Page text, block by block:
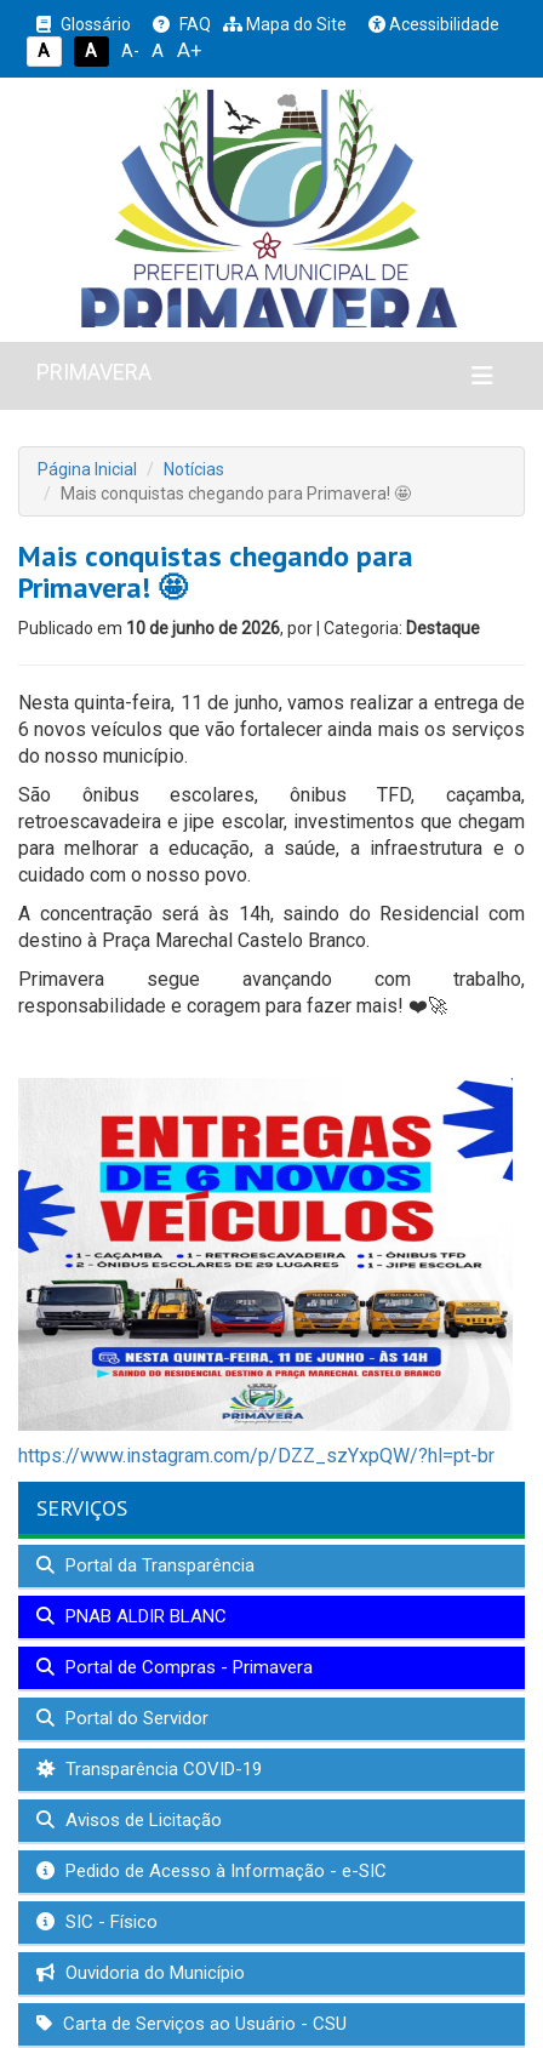
Glossário FAQ Mapa do Site
Acessibilidade
A
A A- A A+
PRIMAVERA
Página Inicial
Notícias
Mais conquistas chegando para Primavera! 🤩
Mais conquistas chegando para
Primavera! 🤩
Publicado em 10 de junho de 2026, por | Categoria: Destaque
Nesta quinta-feira, 11 de junho, vamos realizar a entrega de
6 novos veículos que vão fortalecer ainda mais os serviços
do nosso município.
São ônibus escolares, ônibus TFD, caçamba,
retroescavadeira e jipe escolar, investimentos que chegam
para melhorar a educação, a saúde, a infraestrutura e o
cuidado com o nosso povo.
A concentração será às 14h, saindo do Residencial com
destino à Praça Marechal Castelo Branco.
Primavera segue avançando com trabalho,
responsabilidade e coragem para fazer mais! ❤️🚀
https://www.instagram.com/p/DZZ_szYxpQW/?hl=pt-br
SERVIÇOS
Portal da Transparência
PNAB ALDIR BLANC
Portal de Compras - Primavera
Portal do Servidor
Transparência COVID-19
Avisos de Licitação
Pedido de Acesso à Informação - e-SIC
SIC - Físico
Ouvidoria do Município
Carta de Serviços ao Usuário - CSU